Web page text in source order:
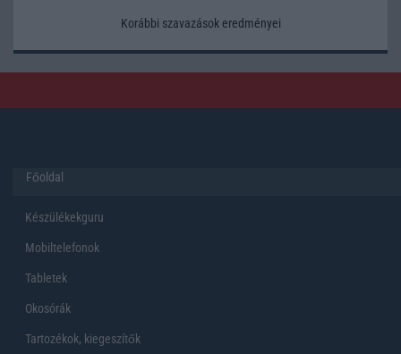
Korábbi szavazások eredményei
Főoldal
Készülékekguru
Mobiltelefonok
Tabletek
Okosórák
Tartozékok, kiegeszítők